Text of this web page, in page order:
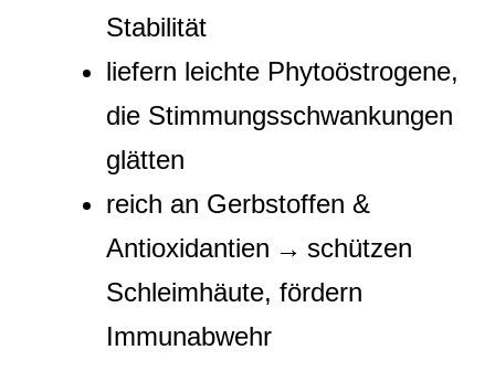
Stabilität
liefern leichte Phytoöstrogene,
die Stimmungsschwankungen
glätten
reich an Gerbstoffen &
Antioxidantien → schützen
Schleimhäute, fördern
Immunabwehr